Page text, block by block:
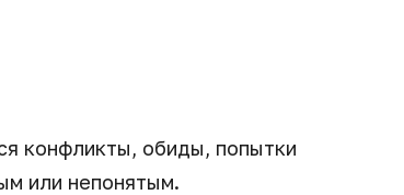
конфликты, обиды, попытки
или непонятым.